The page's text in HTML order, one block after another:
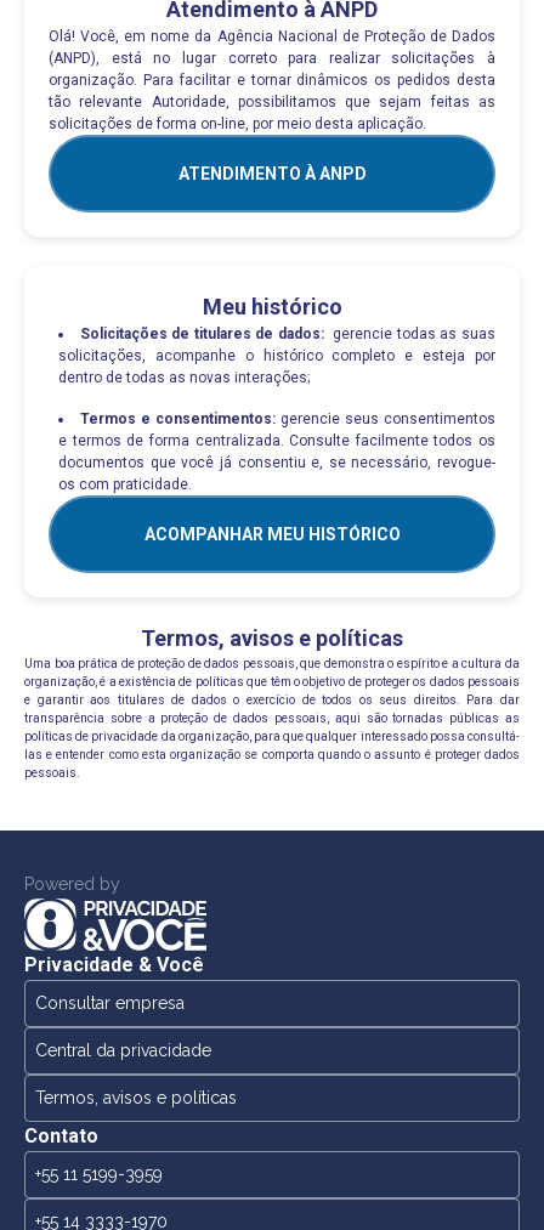
Atendimento à ANPD
Olá! Você, em nome da Agência Nacional de Proteção de Dados
(ANPD), está no lugar correto para realizar solicitações à
organização. Para facilitar e tornar dinâmicos os pedidos desta
tão relevante Autoridade, possibilitamos que sejam feitas as
solicitações de forma on-line, por meio desta aplicação.
ATENDIMENTO À ANPD
Meu histórico
Solicitações de titulares de dados: gerencie todas as suas
solicitações, acompanhe o histórico completo e esteja por
dentro de todas as novas interações;
Termos e consentimentos: gerencie seus consentimentos
e termos de forma centralizada. Consulte facilmente todos os
documentos que você já consentiu e, se necessário, revogue-
os com praticidade.
ACOMPANHAR MEU HISTÓRICO
Termos, avisos e políticas
Uma boa prática de proteção de dados pessoais, que demonstra o espírito e a cultura da
organização, é a existência de políticas que têm o objetivo de proteger os dados pessoais
e garantir aos titulares de dados o exercício de todos os seus direitos. Para dar
transparência sobre a proteção de dados pessoais, aqui são tornadas públicas as
políticas de privacidade da organização, para que qualquer interessado possa consultá-
las e entender como esta organização se comporta quando o assunto é proteger dados
pessoais.
Powered by
Privacidade & Você
Consultar empresa
Central da privacidade
Termos, avisos e políticas
Contato
+55 11 5199-3959
+55 14 3333-1970